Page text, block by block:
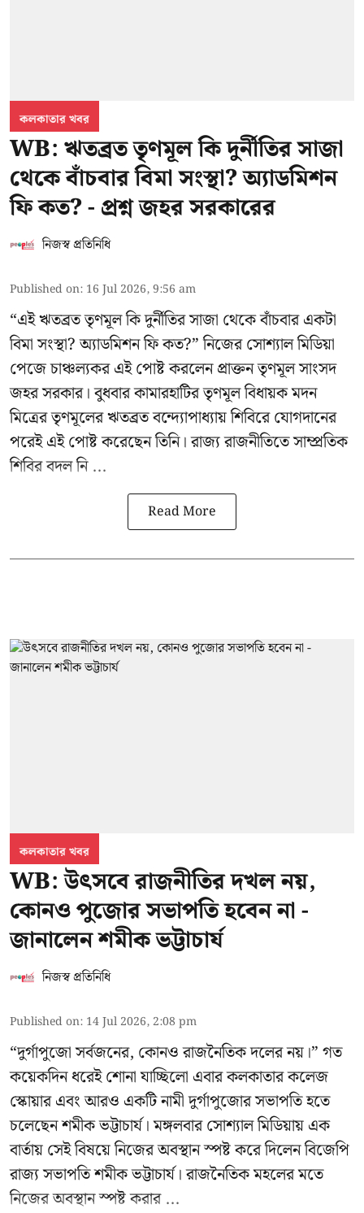
কলকাতার খবর
WB: ঋতব্রত তৃণমূল কি দুর্নীতির সাজা
থেকে বাঁচবার বিমা সংস্থা? অ্যাডমিশন
ফি কত? - প্রশ্ন জহর সরকারের
নিজস্ব প্রতিনিধি
Published on: 16 Jul 2026, 9:56 am
“এই ঋতব্রত তৃণমূল কি দুর্নীতির সাজা থেকে বাঁচবার একটা
বিমা সংস্থা? অ্যাডমিশন ফি কত?” নিজের সোশ্যাল মিডিয়া
পেজে চাঞ্চল্যকর এই পোষ্ট করলেন প্রাক্তন তৃণমূল সাংসদ
জহর সরকার। বুধবার কামারহাটির তৃণমূল বিধায়ক মদন
মিত্রেরতৃণমূলের ঋতব্রত বন্দ্যোপাধ্যায় শিবিরেযোগদানের
পরেই এই পোষ্ট করেছেন তিনি। রাজ্য রাজনীতিতে সাম্প্রতিক
শিবির বদল নি ...
Read More
কলকাতার খবর
WB: উৎসবে রাজনীতির দখল নয়,
কোনও পুজোর সভাপতি হবেন না -
জানালেন শমীক ভট্টাচার্য
নিজস্ব প্রতিনিধি
Published on: 14 Jul 2026, 2:08 pm
“দুর্গাপুজো সর্বজনের, কোনও রাজনৈতিক দলের নয়।” গত
কয়েকদিন ধরেই শোনা যাচ্ছিলো এবার কলকাতার কলেজ
স্কোয়ার এবং আরও একটি নামী দুর্গাপুজোর সভাপতি হতে
চলেছেনশমীক ভট্টাচার্য। মঙ্গলবার সোশ্যাল মিডিয়ায় এক
বার্তায় সেই বিষয়ে নিজের অবস্থান স্পষ্ট করে দিলেন বিজেপি
রাজ্য সভাপতি শমীক ভট্টাচার্য। রাজনৈতিক মহলের মতে
নিজের অবস্থান স্পষ্ট করার ...